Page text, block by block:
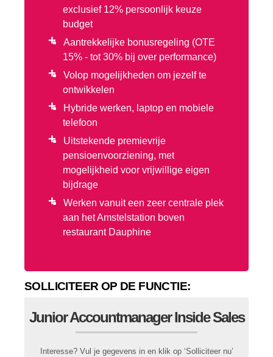
exclusief 12% persoonlijk keuze
budget
Aantrekkelijke bonusregeling (OTE
15% - tot 30% bij over performance)
Volop mogelijkheden om jezelf te
ontwikkelen
Hybride werken, laptop en mobiele
telefoon
Uitstekende premievrije
pensioenvoorziening, met
mogelijkheid voor vrijwillige eigen
bijdrage
Werken vanuit een zeer centrale plek
aan het Amstelstation boven
restaurant Dauphine
SOLLICITEER OP DE FUNCTIE:
Junior Accountmanager Inside Sales
Interesse? Vul je gegevens in en klik op ‘Solliciteer nu’